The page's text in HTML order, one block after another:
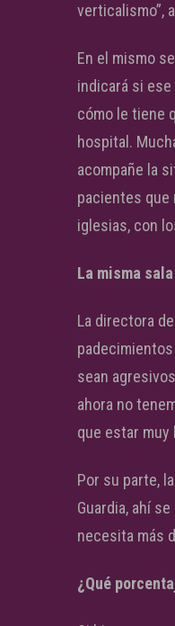
verticalismo”,
En el mismo
indicará si
cómo le tiene
hospital.
acompañe la
pacientes que
iglesias, con
La misma
La directora
sean
ahora no
que estar muy
Por su parte,
Guardia, ahí
necesita más
¿Qué